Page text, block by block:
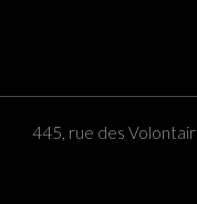
445, rue des